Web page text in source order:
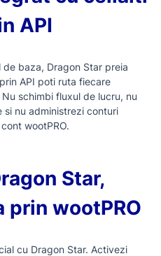
API
baza, Dragon Star preia
API poti ruta fiecare
schimbi fluxul de lucru, nu
nu administrezi conturi
wootPRO.
Star,
prin wootPRO
cu Dragon Star. Activezi